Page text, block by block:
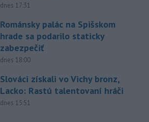
dnes 17:31
Románsky palác na Spišskom
hrade sa podarilo staticky
zabezpečiť
dnes 18:00
Slováci získali vo Vichy bronz,
Lacko: Rastú talentovaní hráči
dnes 15:51